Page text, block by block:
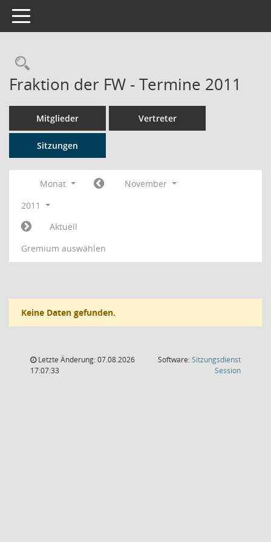
Toggle navigation
Rechercheauswahl
Fraktion der FW - Termine 2011
Mitglieder Vertreter
Sitzungen
Monat
November
2011
Aktuell
Gremium auswählen
Keine Daten gefunden.
Letzte Änderung: 07.08.2026
17:07:33
Software:Sitzungsdienst
Session(Wird in